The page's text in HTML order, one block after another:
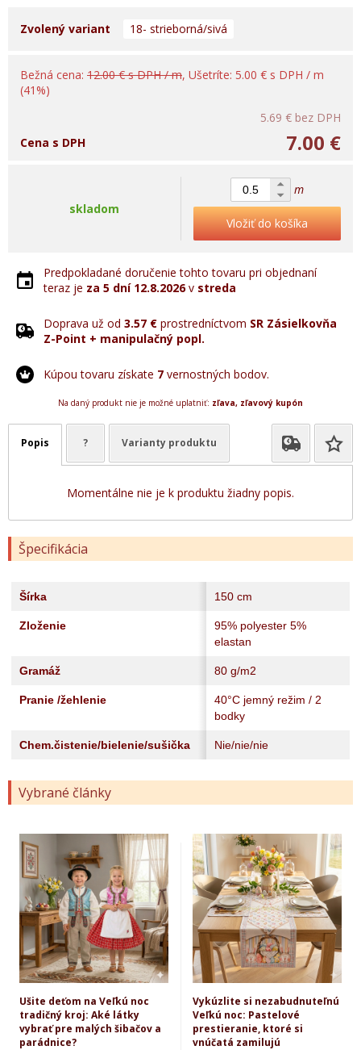
Zvolený variant 18- strieborná/sivá
Bežná cena: 12.00 € s DPH / m, Ušetríte: 5.00 € s DPH / m
(41%)
5.69 € bez DPH
7.00 €
Cena s DPH
skladom
m
Vložiť do košíka
Predpokladané doručenie tohto tovaru pri objednaní
teraz je za 5 dní 12.8.2026v streda
Doprava už od 3.57 € prostredníctvom SR Zásielkovňa
Z-Point + manipulačný popl.
Kúpou tovaru získate 7 vernostných bodov.
Na daný produkt nie je možné uplatniť: zľava, zľavový kupón
Popis ? Varianty produktu
Momentálne nie je k produktu žiadny popis.
Špecifikácia
Šírka 150 cm
Zloženie
95% polyester 5%
elastan
Gramáž 80 g/m2
Pranie /žehlenie
40°C jemný režim / 2
bodky
Chem.čistenie/bielenie/sušička Nie/nie/nie
Vybrané články
Ušite deťom na Veľkú noc
tradičný kroj: Aké látky
vybrať pre malých šibačov a
parádnice?
Vykúzlite si nezabudnuteľnú
Veľkú noc: Pastelové
prestieranie, ktoré si
vnúčatá zamilujú